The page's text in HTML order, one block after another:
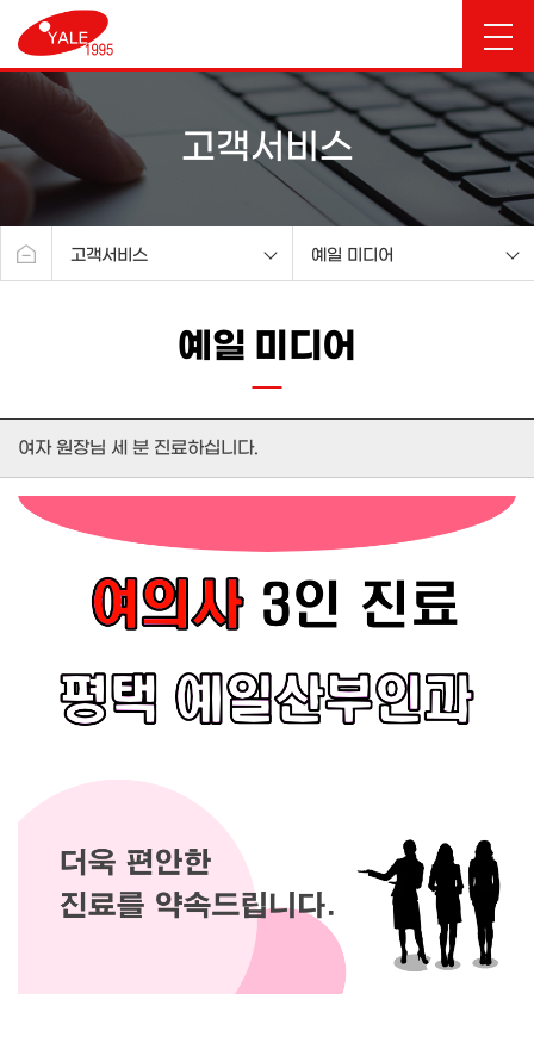
고객서비스
고객서비스
부인과센터
여성건강검진센터
고객서비스
예일 미디어
예일 미디어
예일 미디어
여자 원장님 세 분 진료하십니다.